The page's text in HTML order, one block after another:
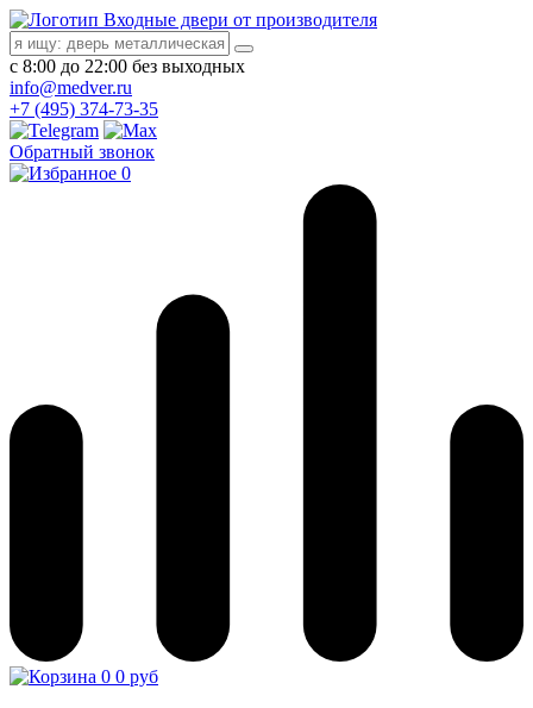
Входные двери от производителя
с 8:00 до 22:00 без выходных
info@medver.ru
+7 (495) 374-73-35
Обратный звонок
0
0 0 руб